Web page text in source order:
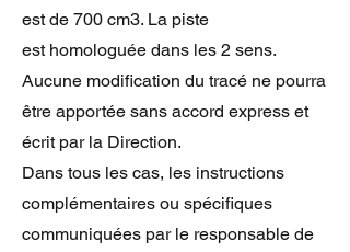
est de 700 cm3. La piste
est homologuée dans les 2 sens.
Aucune modification du tracé ne pourra
être apportée sans accord express et
écrit par la Direction.
Dans tous les cas, les instructions
complémentaires ou spécifiques
communiquées par le responsable de